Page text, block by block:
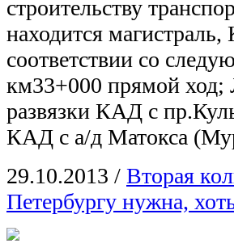
строительству
находится
соответствии со
км33+000 прямой ход;
развязки КАД с
КАД с а/д Матокса
29.10.2013 / Вторая
Петербургу нужна,